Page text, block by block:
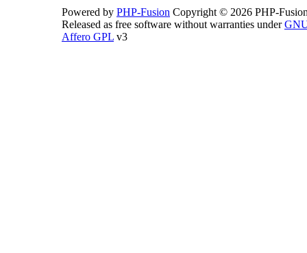
Powered by PHP-Fusion Copyright © 2026 PHP-
Released as free software without warranties under
Affero GPL v3